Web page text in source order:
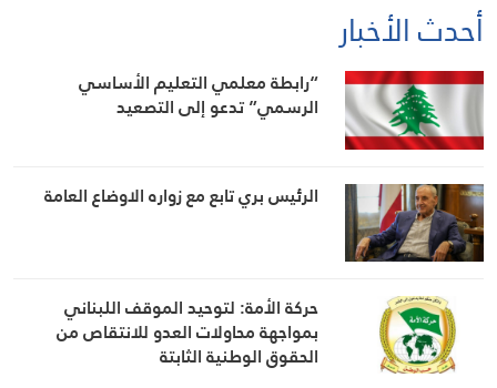
أحدث الأخبار
“رابطة معلمي التعليم الأساسي
الرسمي” تدعو إلى التصعيد
الرئيس بري تابع مع زواره الاوضاع العامة
حركة الأمة: لتوحيد الموقف اللبناني
بمواجهة محاولات العدو للانتقاص من
الحقوق الوطنية الثابتة